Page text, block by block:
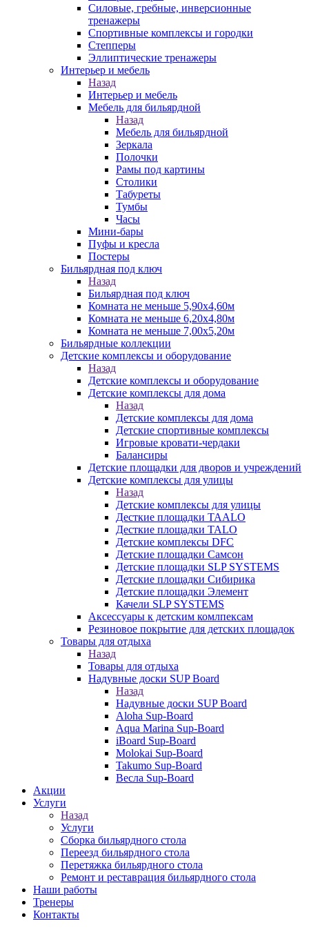
Силовые, гребные, инверсионные
тренажеры
Спортивные комплексы и городки
Степперы
Эллиптические тренажеры
Интерьер и мебель
Назад
Интерьер и мебель
Мебель для бильярдной
Назад
Мебель для бильярдной
Зеркала
Полочки
Рамы под картины
Столики
Табуреты
Тумбы
Часы
Мини-бары
Пуфы и кресла
Постеры
Бильярдная под ключ
Назад
Бильярдная под ключ
Комната не меньше 5,90х4,60м
Комната не меньше 6,20х4,80м
Комната не меньше 7,00х5,20м
Бильярдные коллекции
Детские комплексы и оборудование
Назад
Детские комплексы и оборудование
Детские комплексы для дома
Назад
Детские комплексы для дома
Детские спортивные комплексы
Игровые кровати-чердаки
Балансиры
Детские площадки для дворов и учреждений
Детские комплексы для улицы
Назад
Детские комплексы для улицы
Десткие площадки TAALO
Десткие площадки TALO
Детские комплексы DFC
Детские площадки Самсон
Детские площадки SLP SYSTEMS
Детские площадки Сибирика
Детские площадки Элемент
Качели SLP SYSTEMS
Аксессуары к детским комлпексам
Резиновое покрытие для детских площадок
Товары для отдыха
Назад
Товары для отдыха
Надувные доски SUP Board
Назад
Надувные доски SUP Board
Aloha Sup-Board
Aqua Marina Sup-Board
iBoard Sup-Board
Molokai Sup-Board
Takumo Sup-Board
Весла Sup-Board
Акции
Услуги
Назад
Услуги
Сборка бильярдного стола
Переезд бильярдного стола
Перетяжка бильярдного стола
Ремонт и реставрация бильярдного стола
Наши работы
Тренеры
Контакты